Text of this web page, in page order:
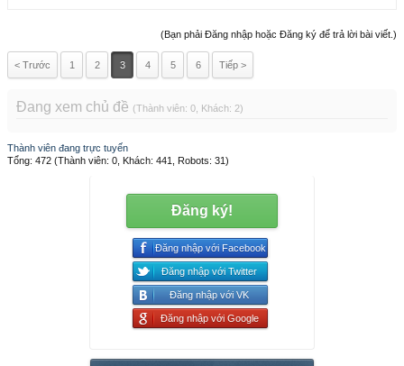
(Bạn phải Đăng nhập hoặc Đăng ký để trả lời bài viết.)
< Trước 1 2 3 4 5 6 Tiếp >
Đang xem chủ đề (Thành viên: 0, Khách: 2)
Thành viên đang trực tuyến
Tổng: 472 (Thành viên: 0, Khách: 441, Robots: 31)
Đăng ký!
Đăng nhập với Facebook
Đăng nhập với Twitter
Đăng nhập với VK
Đăng nhập với Google